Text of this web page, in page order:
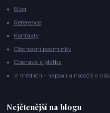
Blog
Reference
Kontakty
Obchodní podmínky
Doprava a platba
V médiích - napsali a natočili o nás
Nejčtenější na blogu